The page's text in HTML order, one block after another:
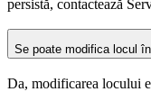
persistă, contactează
Se poate modifica locul
Da, modificarea locului